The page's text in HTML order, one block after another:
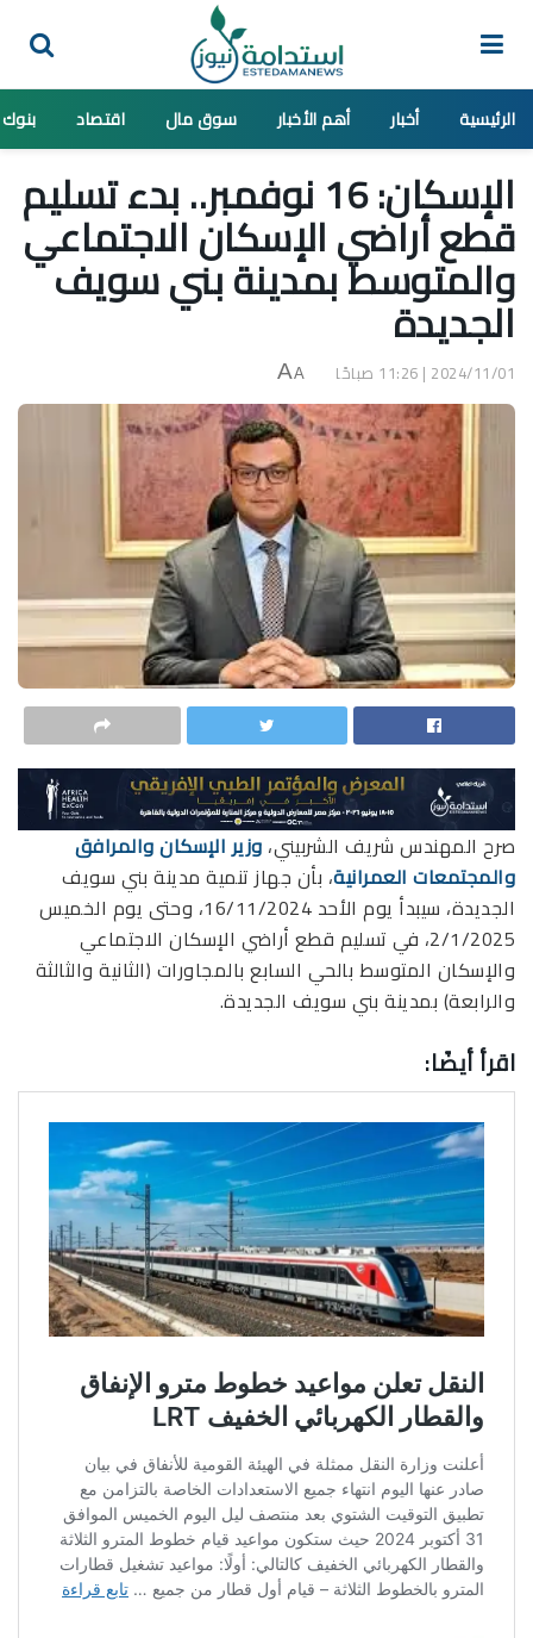
الرئيسية أخبار أهم الأخبار سوق مال اقتصاد بنوك
الإسكان: 16 نوفمبر.. بدء تسليم
قطع أراضي الإسكان الاجتماعي
والمتوسط بمدينة بني سويف
الجديدة
2024/11/01 | 11:26 صباحًا A
A
صرح المهندس شريف الشربيني، وزير الإسكان والمرافق
والمجتمعات العمرانية، بأن جهاز تنمية مدينة بني سويف
الجديدة، سيبدأ يوم الأحد 16/11/2024، وحتى يوم الخميس
2/1/2025، في تسليم قطع أراضي الإسكان الاجتماعي
والإسكان المتوسط بالحي السابع بالمجاورات (الثانية والثالثة
والرابعة) بمدينة بني سويف الجديدة.
اقرأ أيضًا: